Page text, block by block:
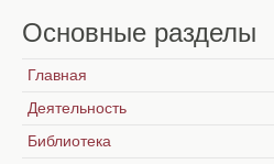
Основные разделы
Главная
Деятельность
Библиотека